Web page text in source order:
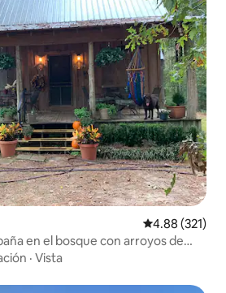
Calificación
4.88 (321)
en el bosque con arroyos de
· Vista